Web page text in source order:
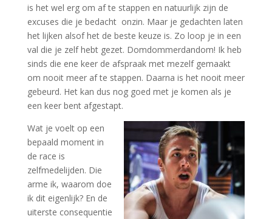
is het wel erg om af te stappen en natuurlijk zijn de
excuses die je bedacht onzin. Maar je gedachten laten
het lijken alsof het de beste keuze is. Zo loop je in een
val die je zelf hebt gezet. Domdommerdandom! Ik heb
sinds die ene keer de afspraak met mezelf gemaakt
om nooit meer af te stappen. Daarna is het nooit meer
gebeurd. Het kan dus nog goed met je komen als je
een keer bent afgestapt.
Wat je voelt op een
bepaald moment in
de race is
zelfmedelijden. Die
arme ik, waarom doe
ik dit eigenlijk? En de
uiterste consequentie